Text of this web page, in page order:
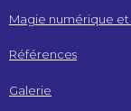
Magie numérique
Références
Galerie